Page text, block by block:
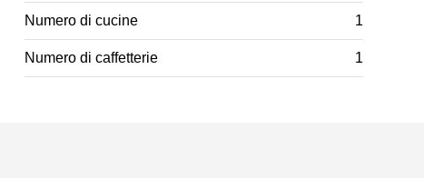
Numero di cucine 1
Numero di caffetterie 1